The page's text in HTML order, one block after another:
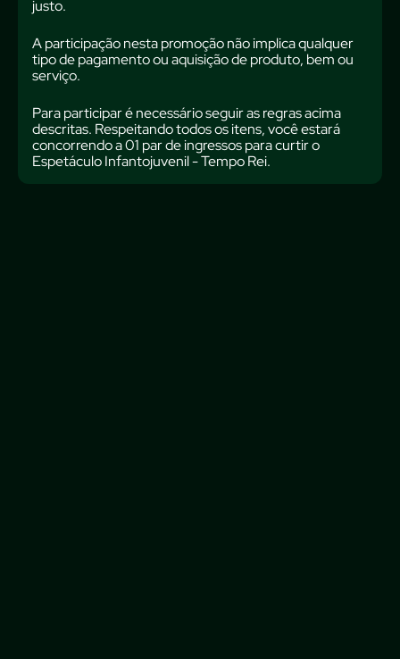
justo.
A participação nesta promoção não implica qualquer
tipo de pagamento ou aquisição de produto, bem ou
serviço.
Para participar é necessário seguir as regras acima
descritas. Respeitando todos os itens, você estará
concorrendo a 01 par de ingressos para curtir o
Espetáculo Infantojuvenil - Tempo Rei.